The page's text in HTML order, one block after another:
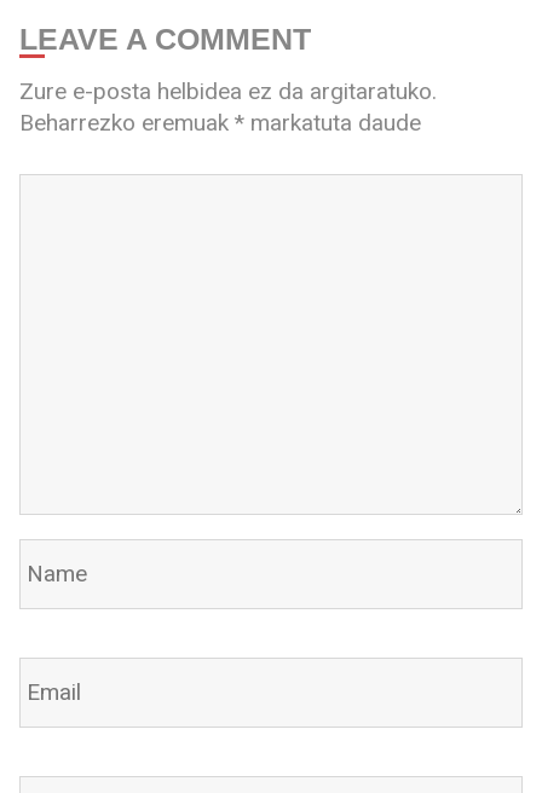
LEAVE A COMMENT
Zure e-posta helbidea ez da argitaratuko.
Beharrezko eremuak *markatuta daude